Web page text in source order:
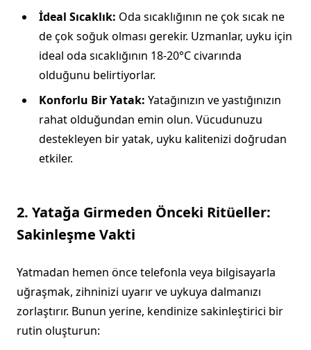
İdeal Sıcaklık: Oda sıcaklığının ne çok sıcak ne
de çok soğuk olması gerekir. Uzmanlar, uyku için
ideal oda sıcaklığının 18-20°C civarında
olduğunu belirtiyorlar.
Konforlu Bir Yatak: Yatağınızın ve yastığınızın
rahat olduğundan emin olun. Vücudunuzu
destekleyen bir yatak, uyku kalitenizi doğrudan
etkiler.
2. Yatağa Girmeden Önceki Ritüeller:
Sakinleşme Vakti
Yatmadan hemen önce telefonla veya bilgisayarla
uğraşmak, zihninizi uyarır ve uykuya dalmanızı
zorlaştırır. Bunun yerine, kendinize sakinleştirici bir
rutin oluşturun: